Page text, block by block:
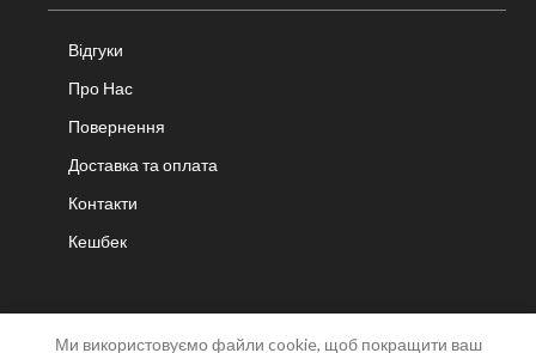
Відгуки
Про Нас
Повернення
Доставка та оплата
Контакти
Кешбек
Ми використовуємо файли cookie, щоб покращити ваш